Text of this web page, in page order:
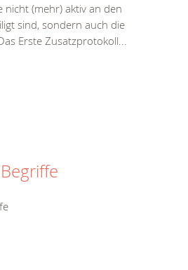
nicht (mehr) aktiv an den
sind, sondern auch die
Erste Zusatzprotokoll...